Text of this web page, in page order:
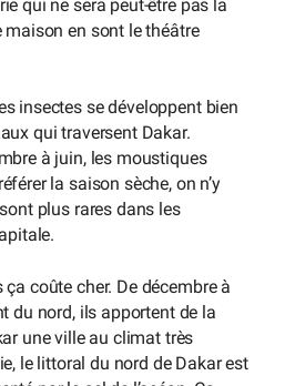
qui ne sera peut-être pas la
maison en sont le théâtre
insectes se développent bien
qui traversent Dakar.
à juin, les moustiques
la saison sèche, on n’y
plus rares dans les
ça coûte cher. De décembre à
du nord, ils apportent de la
une ville au climat très
le littoral du nord de Dakar est